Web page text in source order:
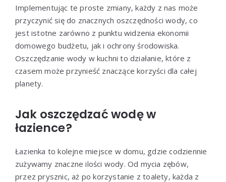
Implementując te proste zmiany, każdy z nas może
przyczynić się do znacznych oszczędności wody, co
jest istotne zarówno z punktu widzenia ekonomii
domowego budżetu, jak i ochrony środowiska.
Oszczędzanie wody w kuchni to działanie, które z
czasem może przynieść znaczące korzyści dla całej
planety.
Jak oszczędzać wodę w
łazience?
Łazienka to kolejne miejsce w domu, gdzie codziennie
zużywamy znaczne ilości wody. Od mycia zębów,
przez prysznic, aż po korzystanie z toalety, każda z